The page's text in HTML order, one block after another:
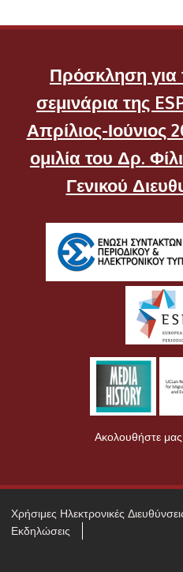
Πρόσκληση για
σεμινάρια της
Απρίλιος-Ιούνιος
ομιλία του Δρ.
Γενικού
Ακολουθήστε
Χρήσιμες Ηλεκτρονικές
Εκδηλώσεις